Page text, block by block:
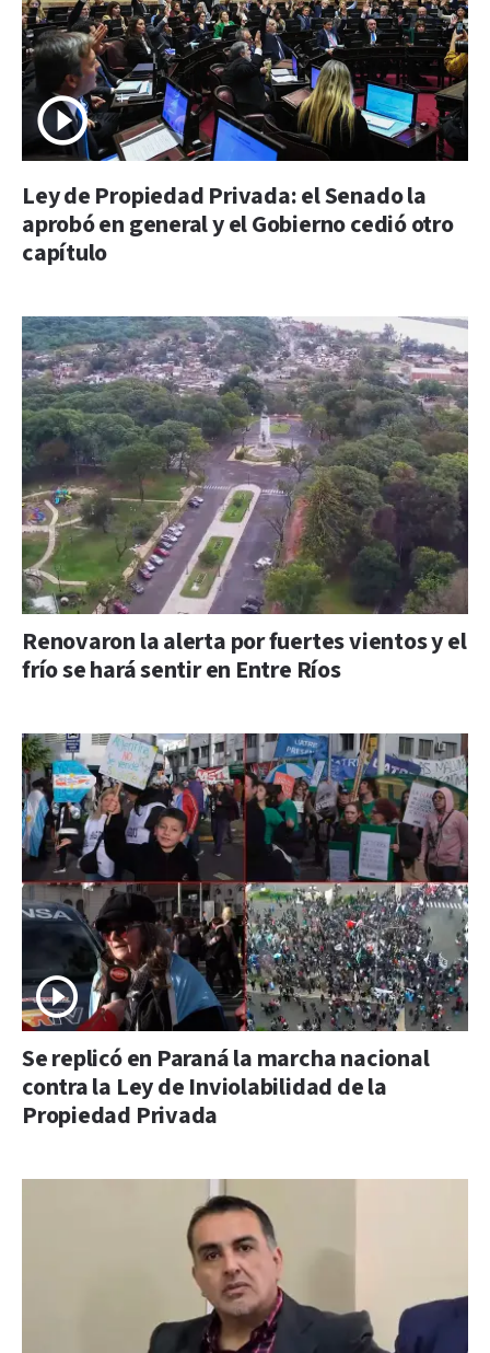
Ley de Propiedad Privada: el Senado la
aprobó en general y el Gobierno cedió otro
capítulo
Renovaron la alerta por fuertes vientos y el
frío se hará sentir en Entre Ríos
Se replicó en Paraná la marcha nacional
contra la Ley de Inviolabilidad de la
Propiedad Privada